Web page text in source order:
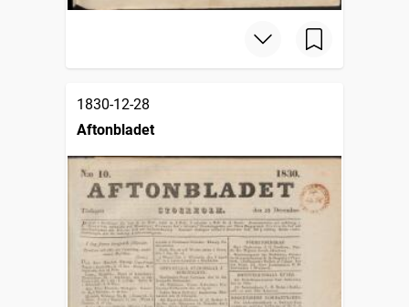
1830-12-28
Aftonbladet